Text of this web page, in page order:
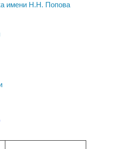
имени Н.Н. Попова